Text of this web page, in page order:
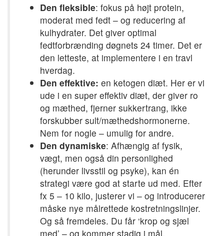
Den fleksible: fokus på højt protein,
moderat med fedt – og reducering af
kulhydrater. Det giver optimal
fedtforbrænding døgnets 24 timer. Det er
den letteste, at implementere i en travl
hverdag.
Den effektive: en ketogen diæt. Her er vi
ude i en super effektiv diæt, der giver ro
og mæthed, fjerner sukkertrang, ikke
forskubber sult/mæthedshormonerne.
Nem for nogle – umulig for andre.
Den dynamiske: Afhængig af fysik,
vægt, men også din personlighed
(herunder livsstil og psyke), kan én
strategi være god at starte ud med. Efter
fx 5 – 10 kilo, justerer vi – og introducerer
måske nye målrettede kostretningslinjer.
Og så fremdeles. Du får ‘krop og sjæl
med’ – og kommer stadig i mål.